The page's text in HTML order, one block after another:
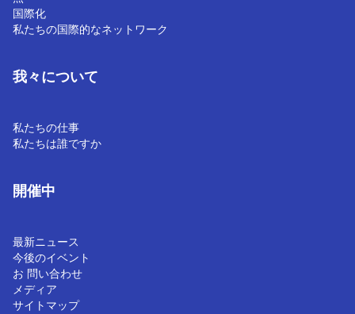
国際化
私たちの国際的なネットワーク
我々について
私たちの仕事
私たちは誰ですか
開催中
最新ニュース
今後のイベント
お 問い合わせ
メディア
サイトマップ